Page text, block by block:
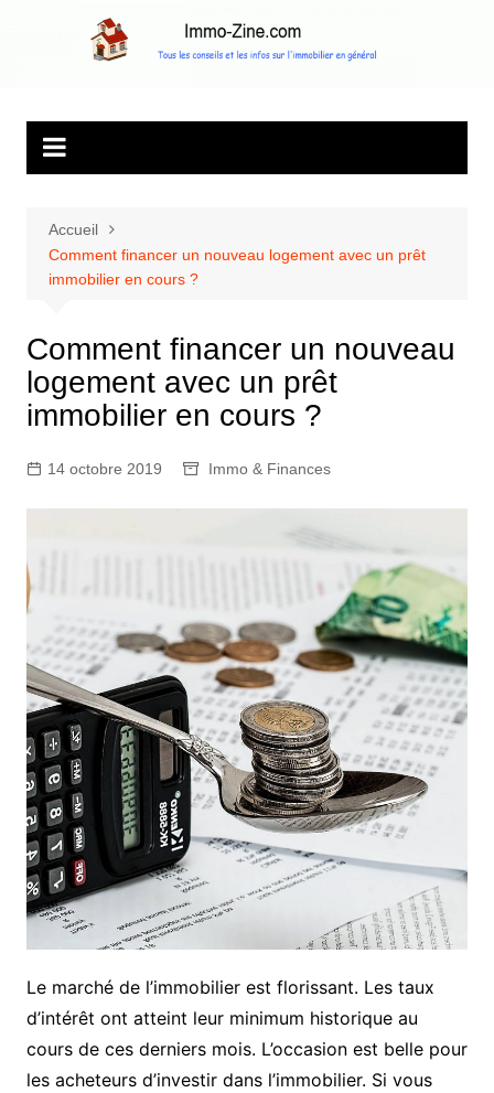
Immo Zine, le
d'information sur
Tous les conseils et les infos sur l'immobilier en général
Accueil
Comment financer un nouveau logement avec un prêt
immobilier en cours ?
Comment financer un nouveau
logement avec un prêt
immobilier en cours ?
14 octobre 2019 Immo & Finances
Le marché de l’immobilier est florissant. Les taux
d’intérêt ont atteint leur minimum historique au
cours de ces derniers mois. L’occasion est belle pour
les acheteurs d’investir dans l’immobilier. Si vous